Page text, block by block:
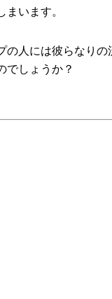
まいます。
の人には彼らなり
でしょうか？